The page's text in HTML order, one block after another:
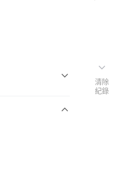
清除
紀錄